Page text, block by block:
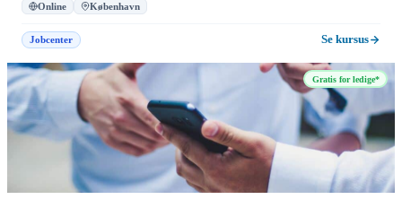
Online København
Jobcenter Se kursus
Gratis for ledige*